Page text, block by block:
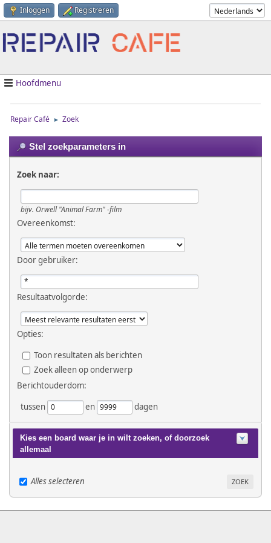
Inloggen Registreren
Hoofdmenu
Repair Café ► Zoek
Stel zoekparameters in
Zoek naar:
bijv. Orwell "Animal Farm" -film
Overeenkomst:
Door gebruiker:
Resultaatvolgorde:
Opties:
Toon resultaten als berichten
Zoek alleen op onderwerp
Berichtouderdom:
tussen
en dagen
Kies een board waar je in wilt zoeken, of doorzoek
allemaal
Alles selecteren